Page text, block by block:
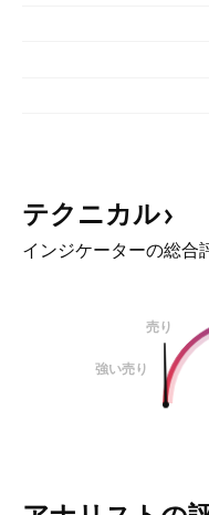
テクニカル
インジケーターの総合
売り
強い売り